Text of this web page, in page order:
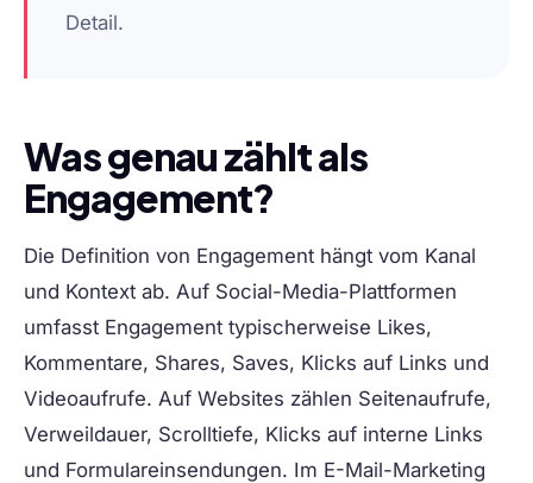
Detail.
Was genau zählt als
Engagement?
Die Definition von Engagement hängt vom Kanal
und Kontext ab. Auf Social-Media-Plattformen
umfasst Engagement typischerweise Likes,
Kommentare, Shares, Saves, Klicks auf Links und
Videoaufrufe. Auf Websites zählen Seitenaufrufe,
Verweildauer, Scrolltiefe, Klicks auf interne Links
und Formulareinsendungen. Im E-Mail-Marketing